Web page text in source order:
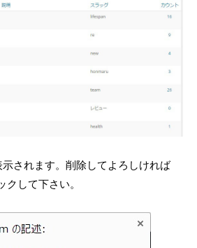
されます。削除してよろしければ
クして下さい。